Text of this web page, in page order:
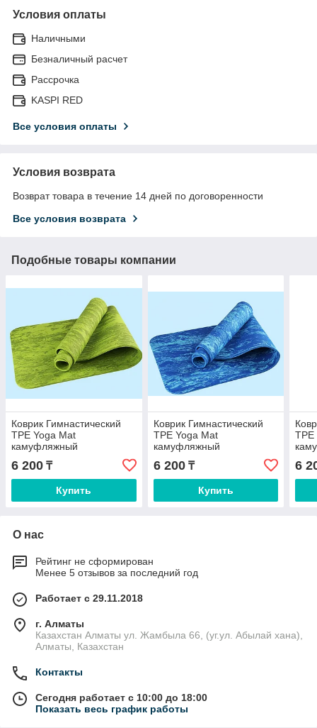
Условия оплаты
Наличными
Безналичный расчет
Рассрочка
KASPI RED
Все условия оплаты
Условия возврата
Возврат товара в течение 14 дней по договоренности
Все условия возврата
Подобные товары компании
Коврик Гимнастический
ТРЕ Yoga Mat
камуфляжный
183х61х6мм Зеленый
6 200 ₸
Купить
Коврик Гимнастический
ТРЕ Yoga Mat
камуфляжный
183х61х6мм Синий
6 200₸
Купить
ТРЕ
6
О нас
Рейтинг не сформирован
Менее 5 отзывов за последний год
Работает с 29.11.2018
г. Алматы
Казахстан Алматы ул. Жамбыла 66, (уг.ул. Абылай хана),
Алматы, Казахстан
Контакты
Сегодня работает с 10:00 до 18:00
Показать весь график работы